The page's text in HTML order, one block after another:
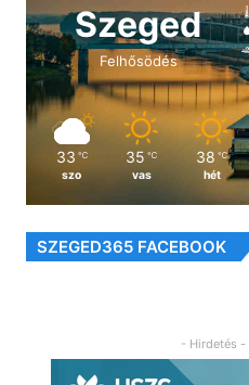
Szeged
Felhősödés
33 ℃
szo
35 ℃
vas
38 ℃
hét
SZEGED365 FACEBOOK
- Hirdetés -